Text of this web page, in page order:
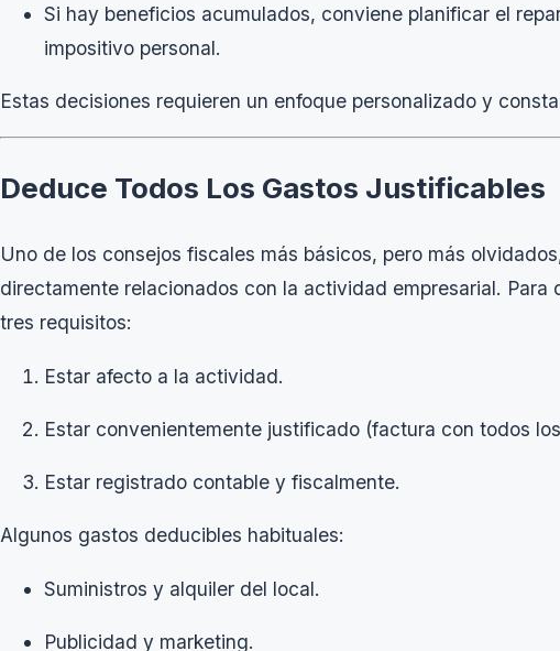
Si hay beneficios acumulados, conviene planificar el
impositivo personal.
Estas decisiones requieren un enfoque personalizado y
Deduce Todos Los Gastos Justificables
Uno de los consejos fiscales más básicos, pero más
directamente relacionados con la actividad empresarial.
tres requisitos:
Estar afecto a la actividad.
Estar convenientemente justificado (factura con todos
Estar registrado contable y fiscalmente.
Algunos gastos deducibles habituales:
Suministros y alquiler del local.
Publicidad y marketing.